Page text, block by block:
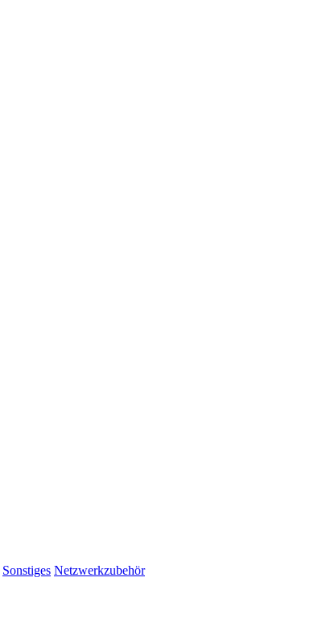
Sonstiges Netzwerkzubehör